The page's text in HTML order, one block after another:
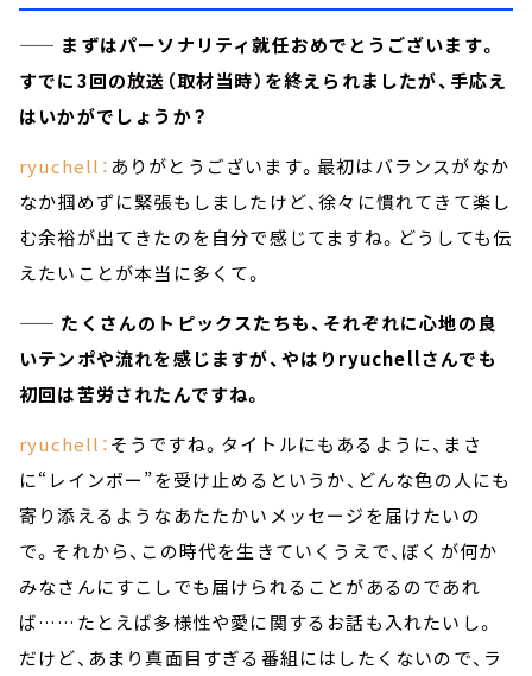
—— まずはパーソナリティ就任おめでとうございます。
すでに3回の放送（取材当時）を終えられましたが、手応え
はいかがでしょうか？
ryuchell： ありがとうございます。最初はバランスがなか
なか掴めずに緊張もしましたけど、徐々に慣れてきて楽し
む余裕が出てきたのを自分で感じてますね。どうしても伝
えたいことが本当に多くて。
—— たくさんのトピックスたちも、それぞれに心地の良
いテンポや流れを感じますが、やはりryuchellさんでも
初回は苦労されたんですね。
ryuchell：そうですね。タイトルにもあるように、まさ
に“レインボー”を受け止めるというか、どんな色の人にも
寄り添えるようなあたたかいメッセージを届けたいの
で。それから、この時代を生きていくうえで、ぼくが何か
みなさんにすこしでも届けられることがあるのであれ
ば……たとえば多様性や愛に関するお話も入れたいし。
だけど、あまり真面目すぎる番組にはしたくないので、ラ